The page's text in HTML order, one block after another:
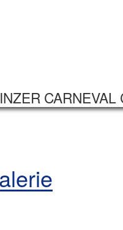
CARNEVAL